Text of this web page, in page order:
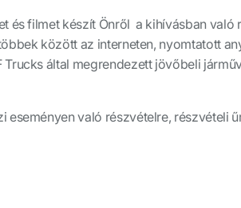
és filmet készít Önről a kihívásban való
között az interneten, nyomtatott
Trucks által megrendezett jövőbeli
eseményen való részvételre, részvételi